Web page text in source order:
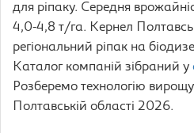
для ріпаку. Середня
4,0-4,8 т/га. Кернел
регіональний ріпак на
Каталог компаній зібраний у
Розберемо технологію
Полтавській області 2026.